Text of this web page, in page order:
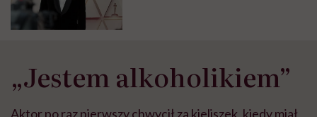
„Jestem alkoholikiem”
Aktor po raz pierwszy chwycił za kieliszek, kiedy miał